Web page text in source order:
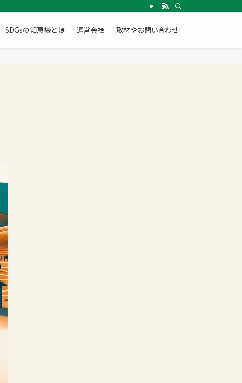
SDGsの知恵袋とは 運営会社 取材やお問い合わせ